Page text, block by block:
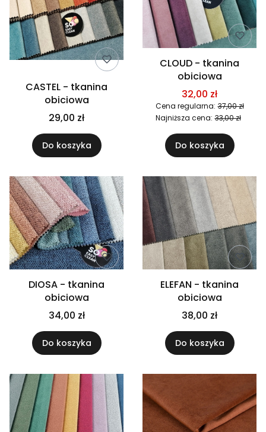
CASTEL - tkanina
obiciowa
29,00 zł
Do koszyka
CLOUD - tkanina
obiciowa
32,00 zł
Cena regularna: 37,00 zł
Najniższa cena: 33,00 zł
Do koszyka
DIOSA - tkanina
obiciowa
34,00 zł
Do koszyka
ELEFAN - tkanina
obiciowa
38,00 zł
Do koszyka